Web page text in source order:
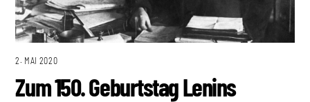
2. MAI 2020
Zum 150. Geburtstag Lenins